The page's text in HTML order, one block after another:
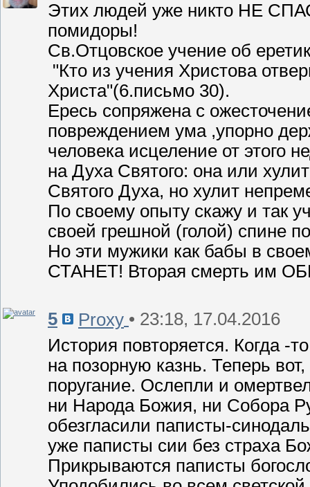
Этих людей уже никто НЕ
помидоры!
Св.Отцовское учение об
"Кто из учения Христова
Христа"(6.письмо 30).
Ересь сопряжена с
повреждением ума ,упорно
человека исцеление от этого
на Духа Святого: она или
Святого Духа, но хулит
По своему опыту скажу и так
своей грешной (голой) спине
Но эти мужики как бабы в
СТАНЕТ! Вторая смерть им
5 Proxy • 23:18, 17.04.2016
История повторяется. Когда -
на позорную казнь. Теперь
поругание. Ослепли и
ни Народа Божия, ни Собора
обезгласили паписты-
уже паписты сии без страха
Прикрываются паписты